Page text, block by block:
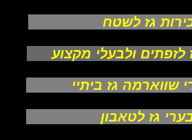
גז לשטח
ולבעלי מקצוע
גז ביתיי
גז לטאבון